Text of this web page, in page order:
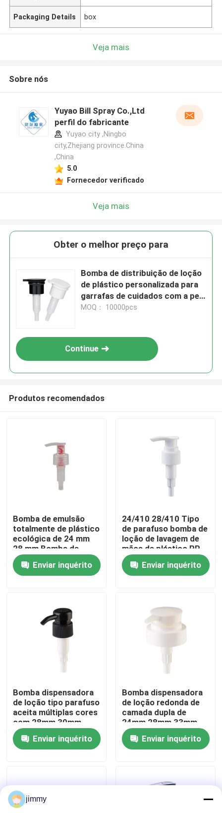
Casa
Produtos
Sobre nós
Contacte-nos
Notícia
mini pulverizador do disparador
Packaging Details box
Veja mais
Sobre nós
Yuyao Bill Spray Co.,Ltd
perfil do fabricante
Yuyao city ,Ningbo
city,Zhejiang province.China
,China
5.0
Fornecedor verificado
Veja mais
Obter o melhor preço para
Bomba de distribuição de loção
de plástico personalizada para
garrafas de cuidados com a pele
28/410 cabeça de coroa
MOQ： 10000pcs
Continue
Produtos recomendados
Bomba de emulsão
totalmente de plástico
ecológica de 24 mm
28 mm Bomba de
distribuição
reutilizável para
cuidados pessoais
Enviar inquérito
24/410 28/410 Tipo
de parafuso bomba de
loção de lavagem de
mãos de plástico PP
para cuidados
pessoaisEnviar inquérito
Bomba dispensadora
de loção tipo parafuso
aceita múltiplas cores
com 28mm 30mm
32mm 38mm
Enviar inquérito
Bomba dispensadora
de loção redonda de
camada dupla de
24mm 28mm 33mm
Aceita cor de injeção
personalizada
Enviar inquérito
jimmy